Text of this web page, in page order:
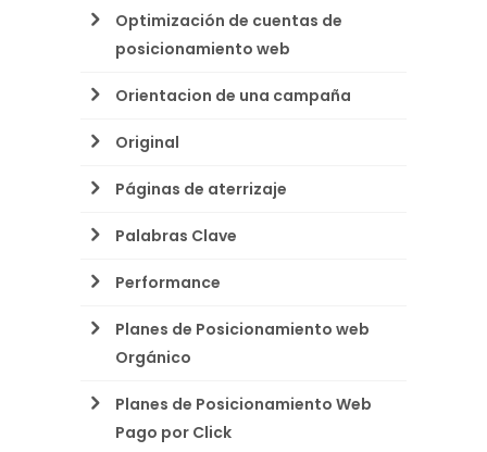
Optimización de cuentas de
posicionamiento web
Orientacion de una campaña
Original
Páginas de aterrizaje
Palabras Clave
Performance
Planes de Posicionamiento web
Orgánico
Planes de Posicionamiento Web
Pago por Click